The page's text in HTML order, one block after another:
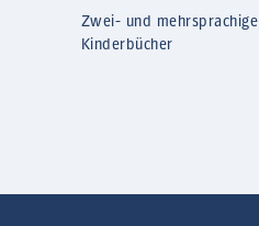
Zwei- und mehrsprachige
Kinderbücher